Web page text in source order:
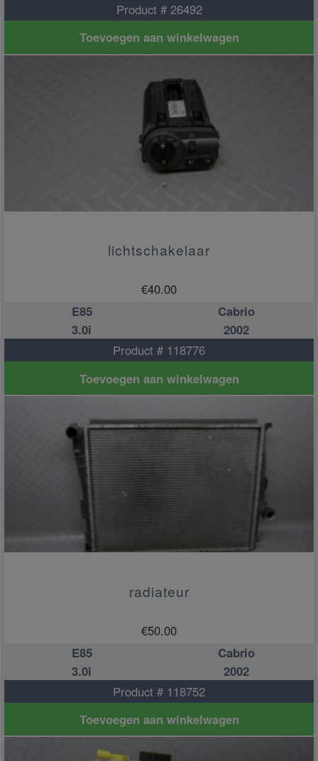
Product # 26492
Toevoegen aan winkelwagen
lichtschakelaar
€40.00
E85
Cabrio
3.0i
2002
Product # 118776
Toevoegen aan winkelwagen
radiateur
€50.00
E85
Cabrio
3.0i
2002
Product # 118752
Toevoegen aan winkelwagen